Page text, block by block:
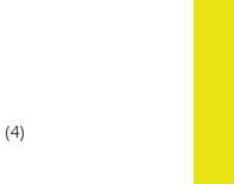
(4)